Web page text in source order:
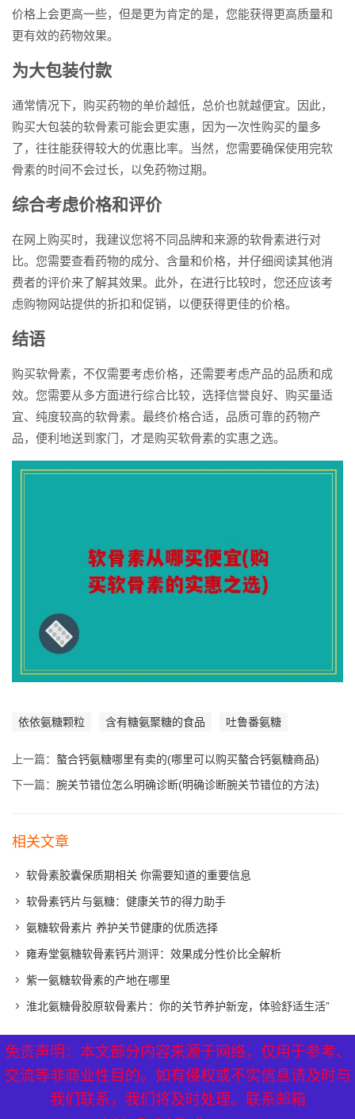
价格上会更高一些，但是更为肯定的是，您能获得更高质量和
更有效的药物效果。
为大包装付款
通常情况下，购买药物的单价越低，总价也就越便宜。因此，
购买大包装的软骨素可能会更实惠，因为一次性购买的量多
了，往往能获得较大的优惠比率。当然，您需要确保使用完软
骨素的时间不会过长，以免药物过期。
综合考虑价格和评价
在网上购买时，我建议您将不同品牌和来源的软骨素进行对
比。您需要查看药物的成分、含量和价格，并仔细阅读其他消
费者的评价来了解其效果。此外，在进行比较时，您还应该考
虑购物网站提供的折扣和促销，以便获得更佳的价格。
结语
购买软骨素，不仅需要考虑价格，还需要考虑产品的品质和成
效。您需要从多方面进行综合比较，选择信誉良好、购买量适
宜、纯度较高的软骨素。最终价格合适，品质可靠的药物产
品，便利地送到家门，才是购买软骨素的实惠之选。
依依氨糖颗粒 含有糖氨聚糖的食品 吐鲁番氨糖
上一篇： 螯合钙氨糖哪里有卖的(哪里可以购买螯合钙氨糖商品)
下一篇： 腕关节错位怎么明确诊断(明确诊断腕关节错位的方法)
相关文章
软骨素胶囊保质期相关 你需要知道的重要信息
软骨素钙片与氨糖：健康关节的得力助手
氨糖软骨素片 养护关节健康的优质选择
雍寿堂氨糖软骨素钙片测评：效果成分性价比全解析
紫一氨糖软骨素的产地在哪里
淮北氨糖骨胶原软骨素片：你的关节养护新宠，体验舒适生活”
免责声明：本文部分内容来源于网络，仅用于参考、
交流等非商业性目的。如有侵权或不实信息请及时与
我们联系，我们将及时处理。联系邮箱
XML地图| 网站地图 热点关注
免责声明：本文部分内容来源于网络，仅用于参考、
交流等非商业性目的。如有侵权或不实信息请及时与
我们联系，我们将及时处理。联系邮箱